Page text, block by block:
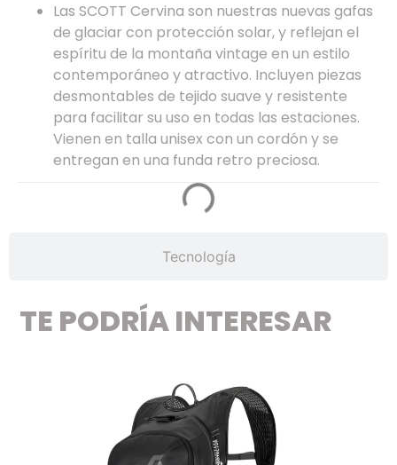
Tecnología
Las SCOTT Cervina son nuestras nuevas gafas
de glaciar con protección solar, y reflejan el
espíritu de la montaña vintage en un estilo
contemporáneo y atractivo. Incluyen piezas
desmontables de tejido suave y resistente
para facilitar su uso en todas las estaciones.
Vienen en talla unisex con un cordón y se
entregan en una funda retro preciosa.
TE PODRÍA INTERESAR